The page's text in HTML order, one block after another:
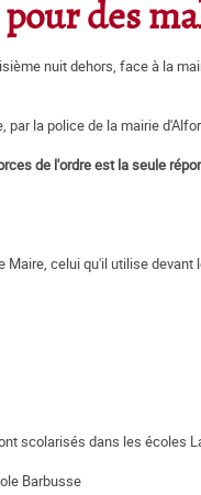
des
nuit dehors, face à la
la police de la mairie
de l'ordre est la seule
Maire, celui qu'il utilise
scolarisés dans les écoles
Barbusse